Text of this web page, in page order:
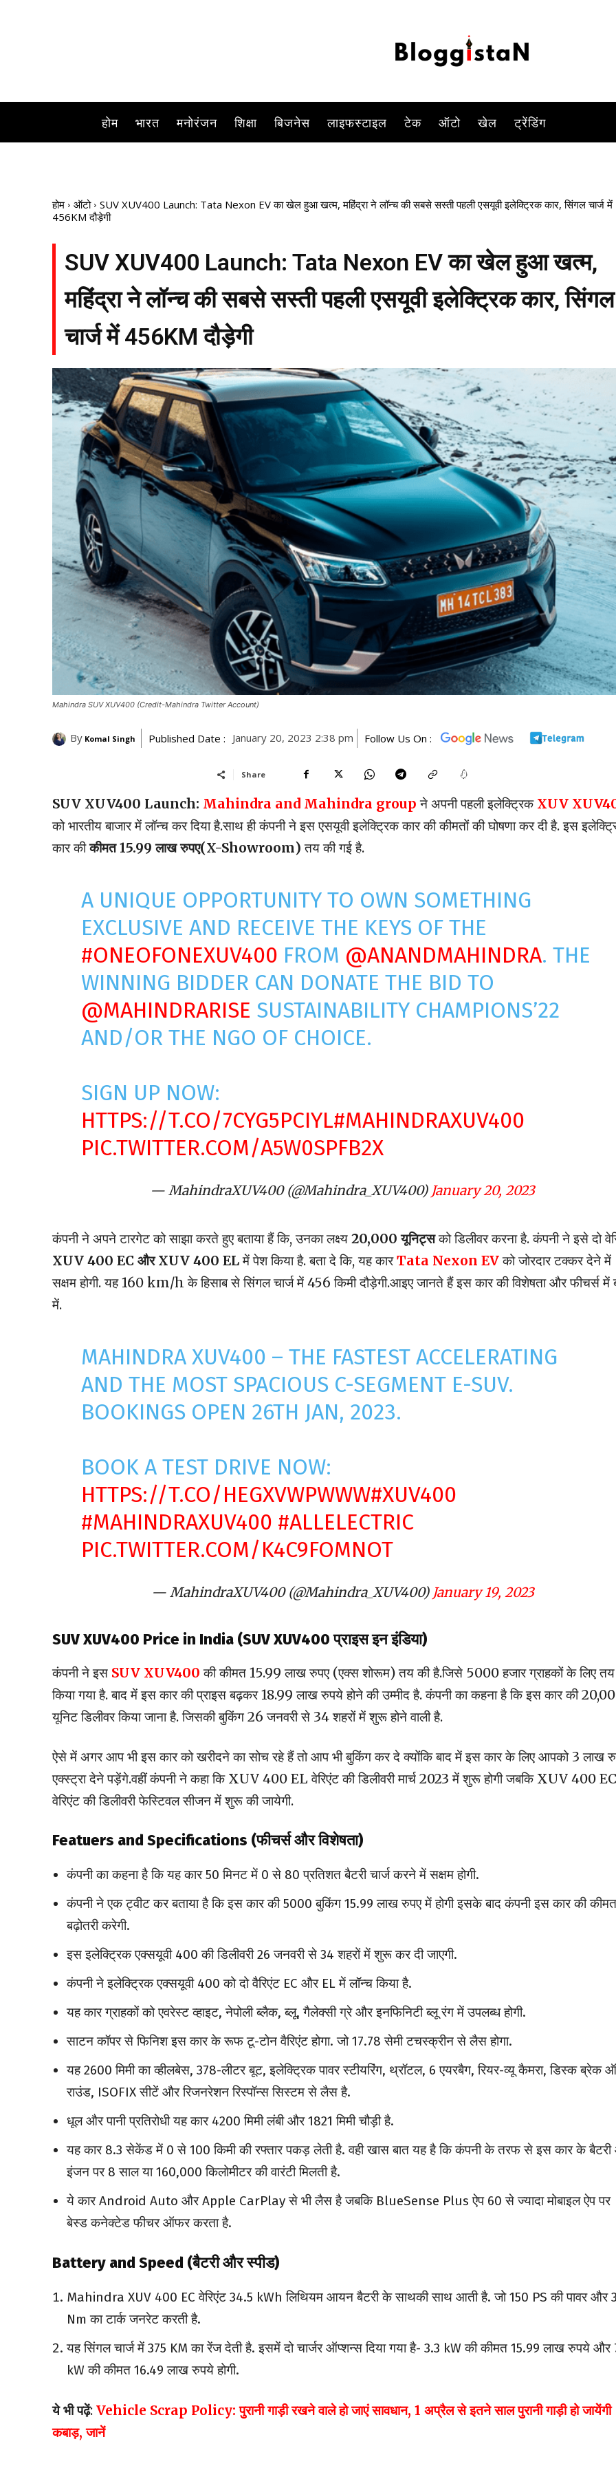
होम भारत मनोरंजन शिक्षा बिजनेस लाइफस्टाइल टेक ऑटो खेल ट्रेंडिंग
होम ऑटो
SUV XUV400 Launch: Tata Nexon EV का खेल हुआ खत्म, महिंद्रा ने लॉन्च की सबसे सस्ती पहली एसयूवी इलेक्ट्रिक कार, सिंगल चार्ज में
456KM दौड़ेगी
SUV XUV400 Launch: Tata Nexon EV का खेल हुआ खत्म,
महिंद्रा ने लॉन्च की सबसे सस्ती पहली एसयूवी इलेक्ट्रिक कार, सिंगल
चार्ज में 456KM दौड़ेगी
Mahindra SUV XUV400 (Credit-Mahindra Twitter Account)
By Komal Singh Published Date : January 20, 2023 2:38 pm Follow Us On :
Share
SUV XUV400 Launch: Mahindra and Mahindra groupने अपनी पहली इलेक्ट्रिक XUV
को भारतीय बाजार में लॉन्च कर दिया है.साथ ही कंपनी ने इस एसयूवी इलेक्ट्रिक कार की कीमतों की घोषणा कर दी है. इस
कार कीकीमत 15.99 लाख रुपए(X-Showroom) तय की गई है.
A UNIQUE OPPORTUNITY TO OWN SOMETHING
EXCLUSIVE AND RECEIVE THE KEYS OF THE
#ONEOFONEXUV400 FROM @ANANDMAHINDRA. THE
WINNING BIDDER CAN DONATE THE BID TO
@MAHINDRARISE SUSTAINABILITY CHAMPIONS’22
AND/OR THE NGO OF CHOICE.
SIGN UP NOW:
HTTPS://T.CO/7CYG5PCIYL#MAHINDRAXUV400
PIC.TWITTER.COM/A5W0SPFB2X
— MahindraXUV400 (@Mahindra_XUV400) January 20, 2023
कंपनी ने अपने टारगेट को साझा करते हुए बताया हैं कि, उनका लक्ष्य 20,000 यूनिट्सको डिलीवर करना है. कंपनी ने इसे दो
XUV 400 EC और XUV 400 ELमें पेश किया है. बता दे कि, यह कारTata Nexon EV को जोरदार टक्कर देने में
सक्षम होगी. यह 160 km/h के हिसाब से सिंगल चार्ज में 456 किमी दौड़ेगी.आइए जानते हैं इस कार की विशेषता और फीचर्स में
में.
MAHINDRA XUV400 – THE FASTEST ACCELERATING
AND THE MOST SPACIOUS C-SEGMENT E-SUV.
BOOKINGS OPEN 26TH JAN, 2023.
BOOK A TEST DRIVE NOW:
HTTPS://T.CO/HEGXVWPWWW#XUV400
#MAHINDRAXUV400 #ALLELECTRIC
PIC.TWITTER.COM/K4C9FOMNOT
— MahindraXUV400 (@Mahindra_XUV400) January 19, 2023
SUV XUV400 Price in India (SUV XUV400 प्राइस इन इंडिया)
कंपनी ने इस SUV XUV400की कीमत 15.99 लाख रुपए (एक्स शोरूम) तय की है.जिसे 5000 हजार ग्राहकों के लिए तय
किया गया है. बाद में इस कार की प्राइस बढ़कर 18.99 लाख रुपये होने की उम्मीद है. कंपनी का कहना है कि इस कार की
यूनिट डिलीवर किया जाना है. जिसकी बुकिंग 26 जनवरी से 34 शहरों में शुरू होने वाली है.
ऐसे में अगर आप भी इस कार को खरीदने का सोच रहे हैं तो आप भी बुकिंग कर दे क्योंकि बाद में इस कार के लिए आपको 3 लाख
एक्स्ट्रा देने पड़ेंगे.वहीं कंपनी ने कहा कि XUV 400 EL वेरिएंट की डिलीवरी मार्च 2023 में शुरू होगी जबकि XUV 400 EC
वेरिएंट की डिलीवरी फेस्टिवल सीजन में शुरू की जायेगी.
Featuers and Specifications (फीचर्स और विशेषता)
कंपनी का कहना है कि यह कार 50 मिनट में 0 से 80 प्रतिशत बैटरी चार्ज करने में सक्षम होगी.
कंपनी ने एक ट्वीट कर बताया है कि इस कार की 5000 बुकिंग 15.99 लाख रुपए में होगी इसके बाद कंपनी इस कार की
बढ़ोतरी करेगी.
इस इलेक्ट्रिक एक्सयूवी 400 की डिलीवरी 26 जनवरी से 34 शहरों में शुरू कर दी जाएगी.
कंपनी ने इलेक्ट्रिक एक्सयूवी 400 को दो वैरिएंट EC और EL में लॉन्च किया है.
यह कार ग्राहकों को एवरेस्ट व्हाइट, नेपोली ब्लैक, ब्लू, गैलेक्सी ग्रे और इनफिनिटी ब्लू रंग में उपलब्ध होगी.
साटन कॉपर से फिनिश इस कार के रूफ टू-टोन वैरिएंट होगा. जो 17.78 सेमी टचस्क्रीन से लैस होगा.
यह 2600 मिमी का व्हीलबेस, 378-लीटर बूट, इलेक्ट्रिक पावर स्टीयरिंग, थ्रॉटल, 6 एयरबैग, रियर-व्यू कैमरा, डिस्क ब्रेक
राउंड, ISOFIX सीटें और रिजनरेशन रिस्पॉन्स सिस्टम से लैस है.
धूल और पानी प्रतिरोधी यह कार 4200 मिमी लंबी और 1821 मिमी चौड़ी है.
यह कार 8.3 सेकेंड में 0 से 100 किमी की रफ्तार पकड़ लेती है. वही खास बात यह है कि कंपनी के तरफ से इस कार के
इंजन पर 8 साल या 160,000 किलोमीटर की वारंटी मिलती है.
ये कार Android Auto और Apple CarPlay से भी लैस है जबकि BlueSense Plus ऐप 60 से ज्यादा मोबाइल ऐप पर
बेस्ड कनेक्टेड फीचर ऑफर करता है.
Battery and Speed (बैटरी और स्पीड)
Mahindra XUV 400 EC वेरिएंट 34.5 kWh लिथियम आयन बैटरी के साथकी साथ आती है. जो 150 PS की पावर और
Nm का टार्क जनरेट करती है.
यह सिंगल चार्ज में 375 KM का रेंज देती है. इसमें दो चार्जर ऑप्शन्स दिया गया है- 3.3 kW की कीमत 15.99 लाख रुपये और
kW की कीमत 16.49 लाख रुपये होगी.
ये भी पढ़ें: Vehicle Scrap Policy: पुरानी गाड़ी रखने वाले हो जाएं सावधान, 1 अप्रैल से इतने साल पुरानी गाड़ी हो जायेंगी
कबाड़, जानें